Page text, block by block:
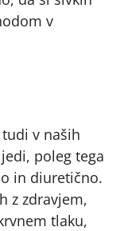
v
v naših
poleg tega
in diuretično.
z zdravjem,
tlaku,